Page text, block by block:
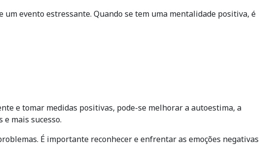
evento estressante. Quando se tem uma mentalidade positiva, é
e tomar medidas positivas, pode-se melhorar a autoestima, a
e mais sucesso.
É importante reconhecer e enfrentar as emoções negativas